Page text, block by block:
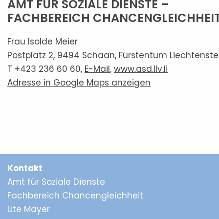
AMT FÜR SOZIALE DIENSTE –
FACHBEREICH
Frau Isolde Meier
Postplatz 2, 9494 Schaan, Fürstentum
T +423 236 60 60, E-Mail, www.asd.llv.li
Adresse in Google Maps anzeigen
Kontakt
Amt für Soziale Dienste
Fachbereich Chancengleichheit
Ute Mayer